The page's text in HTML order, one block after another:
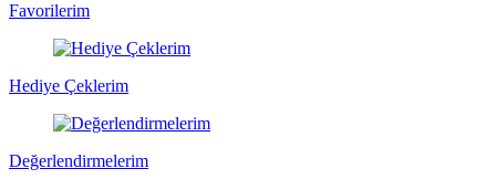
Favorilerim
Hediye Çeklerim
Değerlendirmelerim